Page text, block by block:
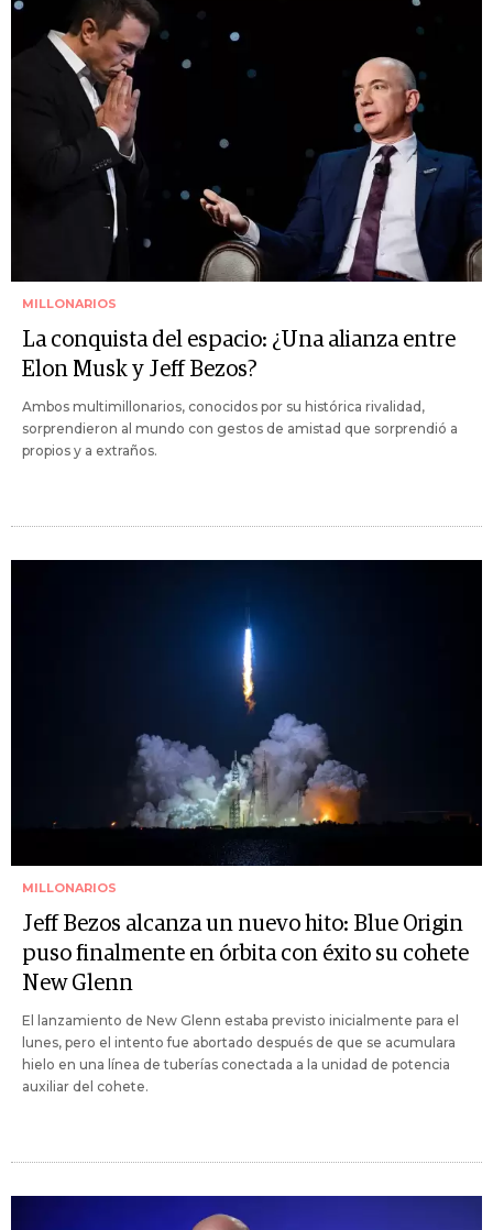
MILLONARIOS
La conquista del espacio: ¿Una alianza entre
Elon Musk y Jeff Bezos?
Ambos multimillonarios, conocidos por su histórica rivalidad,
sorprendieron al mundo con gestos de amistad que sorprendió a
propios y a extraños.
MILLONARIOS
Jeff Bezos alcanza un nuevo hito: Blue Origin
puso finalmente en órbita con éxito su cohete
New Glenn
El lanzamiento de New Glenn estaba previsto inicialmente para el
lunes, pero el intento fue abortado después de que se acumulara
hielo en una línea de tuberías conectada a la unidad de potencia
auxiliar del cohete.